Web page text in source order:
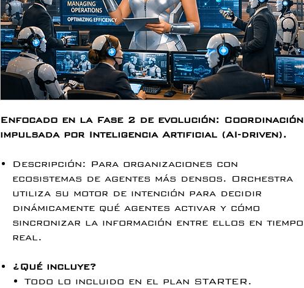
Enfocado en la Fase 2 de evolución: Coordinación
impulsada por Inteligencia Artificial (AI-driven).
Descripción: Para organizaciones con
ecosistemas de agentes más densos. Orchestra
utiliza su motor de intención para decidir
dinámicamente qué agentes activar y cómo
sincronizar la información entre ellos en tiempo
real.
¿Qué incluye?
Todo lo incluido en el plan STARTER.